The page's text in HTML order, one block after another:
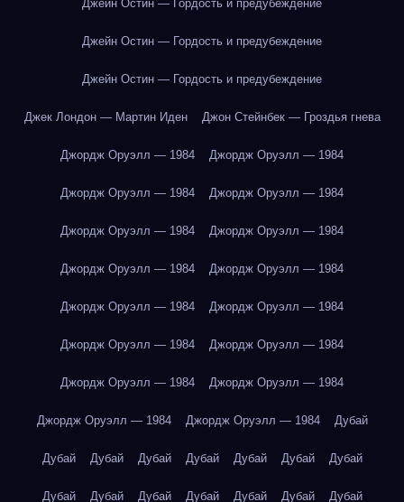
Джейн Остин — Гордость и предубеждение
Джейн Остин — Гордость и предубеждение
Джейн Остин — Гордость и предубеждение
Джек Лондон — Мартин Иден Джон Стейнбек — Гроздья гнева
Джордж Оруэлл — 1984 Джордж Оруэлл — 1984
Джордж Оруэлл — 1984 Джордж Оруэлл — 1984
Джордж Оруэлл — 1984 Джордж Оруэлл — 1984
Джордж Оруэлл — 1984 Джордж Оруэлл — 1984
Джордж Оруэлл — 1984 Джордж Оруэлл — 1984
Джордж Оруэлл — 1984 Джордж Оруэлл — 1984
Джордж Оруэлл — 1984 Джордж Оруэлл — 1984
Джордж Оруэлл — 1984 Джордж Оруэлл — 1984 Дубай
Дубай Дубай Дубай Дубай Дубай Дубай Дубай
Дубай Дубай Дубай Дубай Дубай Дубай Дубай